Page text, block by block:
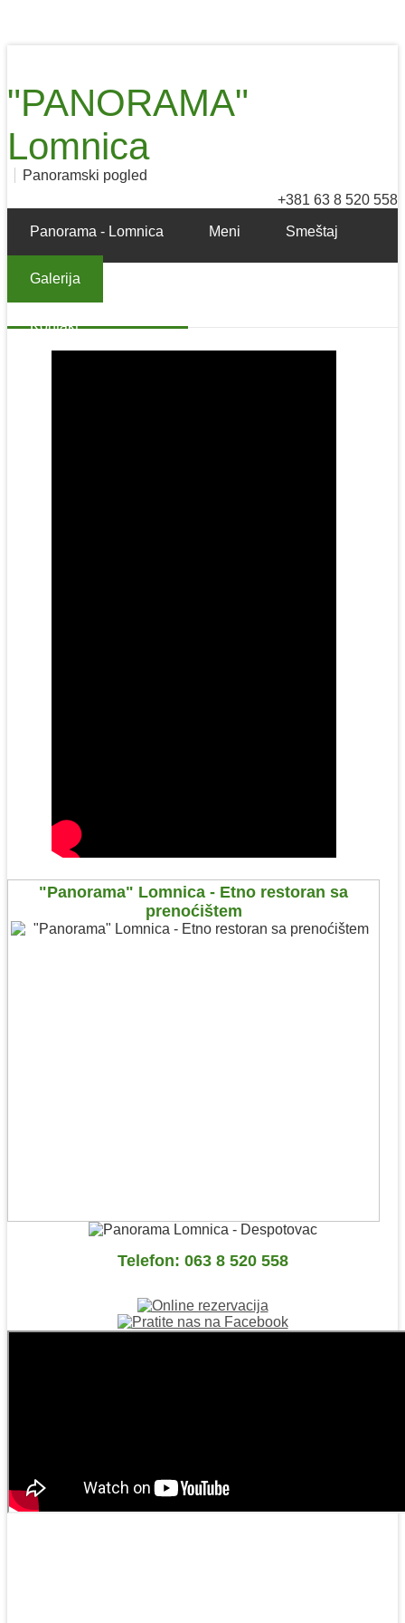
"PANORAMA"
Lomnica
Panoramski pogled
+381 63 8 520 558
Panorama - Lomnica Meni Smeštaj
Galerija
Kontakt
Galerija
"Panorama" Lomnica - Etno restoran sa
prenoćištem
Telefon: 063 8 520 558